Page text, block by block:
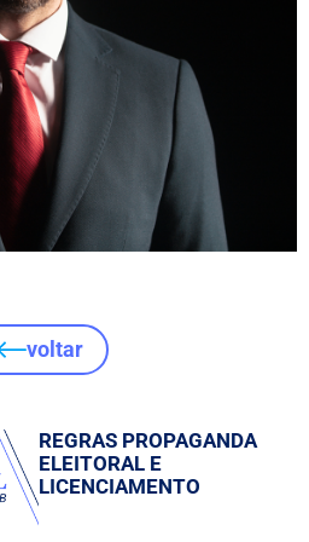
voltar
REGRAS PROPAGANDA
ELEITORAL E
LICENCIAMENTO